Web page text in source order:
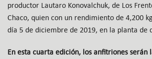
productor Lautaro Konovalchuk, de Los
Chaco, quien con un rendimiento de 4,200
día 5 de diciembre de 2019, en la planta de
En esta cuarta edición, los anfitriones serán